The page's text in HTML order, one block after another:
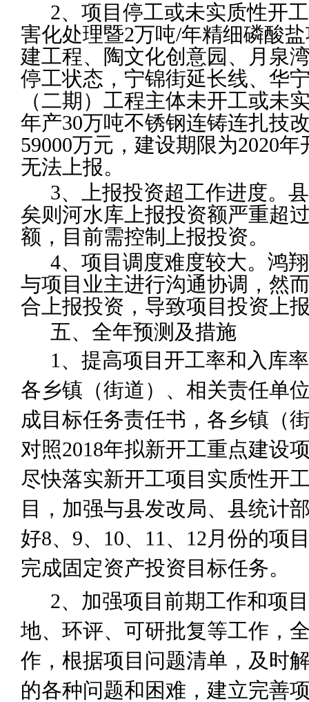
2、 项目停工或未实质性开
害化处理暨2万吨/年精细磷酸
建工程、陶文化创意园、月泉
停工状态，宁锦街延长线、华
（二期）工程主体未开工或未
年产30万吨不锈钢连铸连扎技
59000万元，建设期限为2020
无法上报。
3、上报投资超工作进度。
矣则河水库上报投资额严重超
额，目前需控制上报投资。
4、 项目调度难度较大。鸿
与项目业主进行沟通协调，然
合上报投资，导致项目投资上
五、全年预测及措施
1、提高项目开工率和入库
各乡镇（街道）、相关责任单
成目标任务责任书，各乡镇（
对照2018年拟新开工重点建设
尽快落实新开工项目实质性开
目， 加强与县发改局、县统计
好8、9、10、11、12月份的项
完成固定资产投资目标任务。
2、加强项目前期工作和项
地、环评、可研批复等工作，
作，根据项目问题清单，及时
的各种问题和困难，建立完善